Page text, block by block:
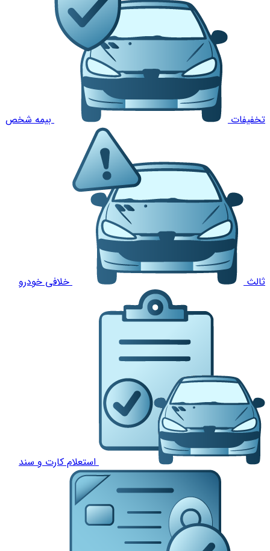
تخفیفات بیمه شخص
ثالث خلافی خودرو
استعلام کارت و سند